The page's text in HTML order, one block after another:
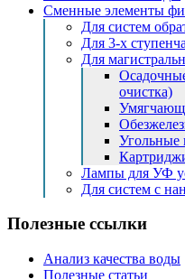
Сменные элементы
Для систем
Для 3-х
Для
очистка)
Угольные
Лампы для УФ
Для систем с
Полезные ссылки
Анализ качества воды
Полезные статьи